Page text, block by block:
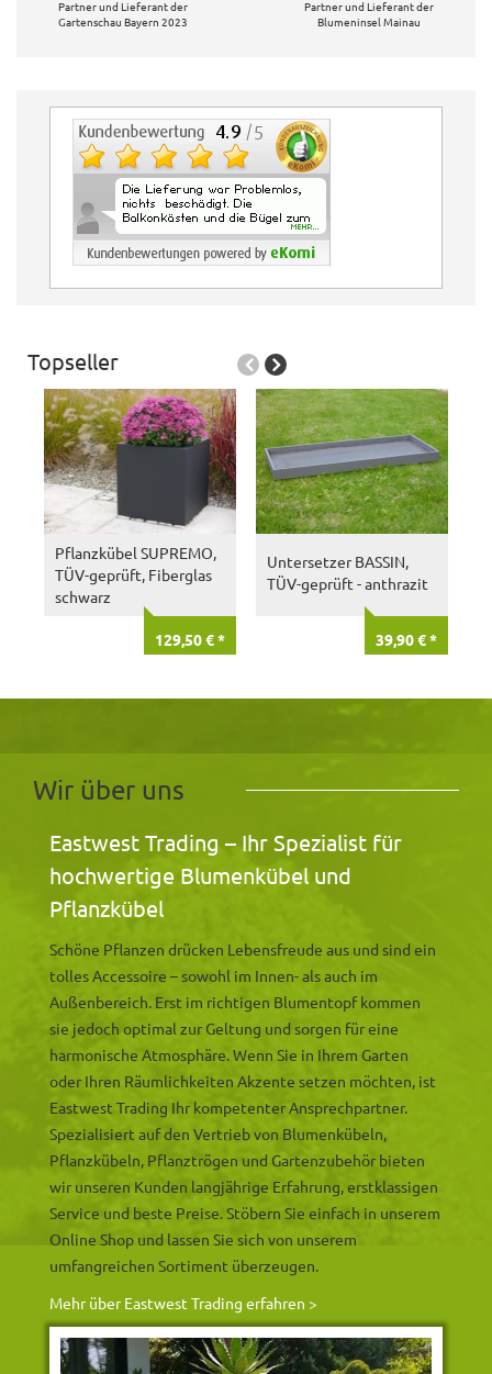
Partner und Lieferant der
Gartenschau Bayern 2023
Partner und Lieferant der
Blumeninsel Mainau
Topseller
Pflanzkübel SUPREMO,
TÜV-geprüft, Fiberglas
schwarz
129,50 € *
Untersetzer BASSIN,
TÜV-geprüft - anthrazit
39,90 € *
Wir über uns
Eastwest Trading – Ihr Spezialist für
hochwertige Blumenkübel und
Pflanzkübel
Schöne Pflanzen drücken Lebensfreude aus und sind ein
tolles Accessoire – sowohl im Innen- als auch im
Außenbereich. Erst im richtigen Blumentopf kommen
sie jedoch optimal zur Geltung und sorgen für eine
harmonische Atmosphäre. Wenn Sie in Ihrem Garten
oder Ihren Räumlichkeiten Akzente setzen möchten, ist
Eastwest Trading Ihr kompetenter Ansprechpartner.
Spezialisiert auf den Vertrieb von Blumenkübeln,
Pflanzkübeln, Pflanztrögen und Gartenzubehör bieten
wir unseren Kunden langjährige Erfahrung, erstklassigen
Service und beste Preise. Stöbern Sie einfach in unserem
Online Shop und lassen Sie sich von unserem
umfangreichen Sortiment überzeugen.
Mehr über Eastwest Trading erfahren >